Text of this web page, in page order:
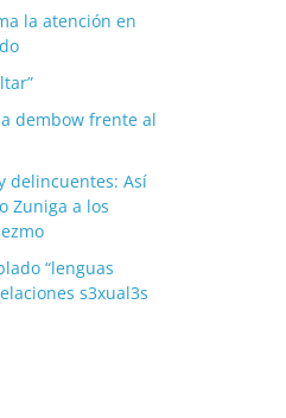
la atención en
dembow frente al
delincuentes: Así
Zuniga a los
“lenguas
s3xual3s